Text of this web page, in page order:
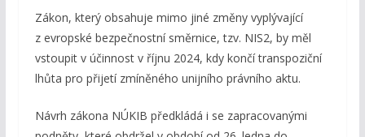
Zákon, který obsahuje mimo jiné změny vyplývající
z evropské bezpečnostní směrnice, tzv. NIS2, by měl
vstoupit v účinnost v říjnu 2024, kdy končí transpoziční
lhůta pro přijetí zmíněného unijního právního aktu.
Návrh zákona NÚKIB předkládá i se zapracovanými